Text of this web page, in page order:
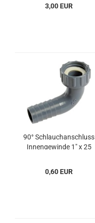
3,00 EUR
90° Schlauch­an­schluss
In­nen­ge­win­de 1" x 25
0,60 EUR